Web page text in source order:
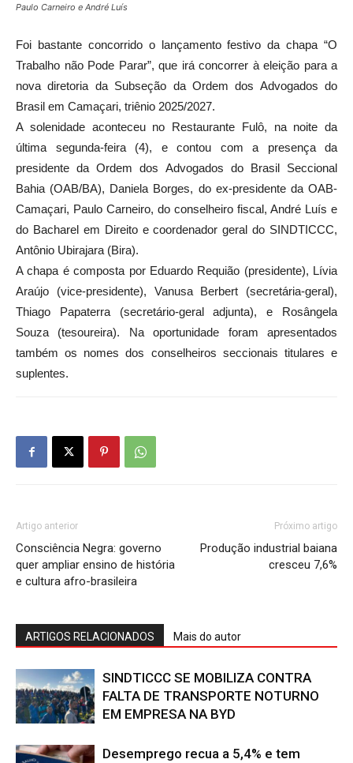
Paulo Carneiro e André Luís
Foi bastante concorrido o lançamento festivo da chapa “O
Trabalho não Pode Parar”, que irá concorrer à eleição para a
nova diretoria da Subseção da Ordem dos Advogados do
Brasil em Camaçari, triênio 2025/2027.
A solenidade aconteceu no Restaurante Fulô, na noite da
última segunda-feira (4), e contou com a presença da
presidente da Ordem dos Advogados do Brasil Seccional
Bahia (OAB/BA), Daniela Borges, do ex-presidente da OAB-
Camaçari, Paulo Carneiro, do conselheiro fiscal, André Luís e
do Bacharel em Direito e coordenador geral do SINDTICCC,
Antônio Ubirajara (Bira).
A chapa é composta por Eduardo Requião (presidente), Lívia
Araújo (vice-presidente), Vanusa Berbert (secretária-geral),
Thiago Papaterra (secretário-geral adjunta), e Rosângela
Souza (tesoureira). Na oportunidade foram apresentados
também os nomes dos conselheiros seccionais titulares e
suplentes.
Artigo anterior
Consciência Negra: governo
quer ampliar ensino de história
e cultura afro-brasileira
Próximo artigo
Produção industrial baiana
cresceu 7,6%
ARTIGOS RELACIONADOS Mais do autor
SINDTICCC SE MOBILIZA CONTRA
FALTA DE TRANSPORTE NOTURNO
EM EMPRESA NA BYD
Desemprego recua a 5,4% e tem